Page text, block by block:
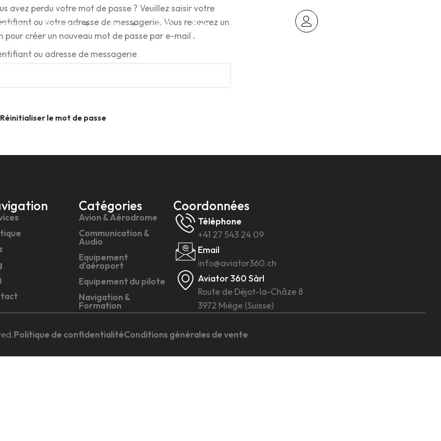
Boutique Quiz FAQ Blog
avez perdu votre mot de passe ? Veuillez saisir votre
ou votre adresse de messagerie. Vous recevrez un
pour créer un nouveau mot de passe par e-mail .
ou adresse de messagerie
Réinitialiser le mot de passe
Catégories
Avion & Aérodrome
Communication &
Audio
Equipement
d'aéroport
Equipement du pilote
Navigation &
Formation
Coordonnées
Téléphone
+41 27 543 24 09
Email
info@aviator360.ch
Aviator 360 Sàrl
Route de Déjot-la-Châze 8
3972 Miège (Suisse)
Politique de confidentialitéConditions générales de vente